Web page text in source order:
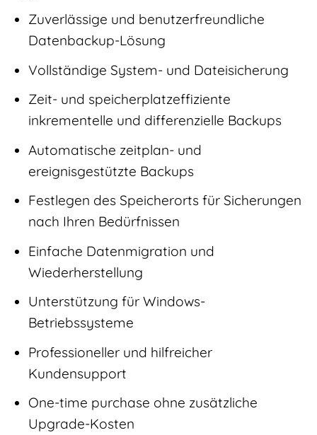
Zuverlässige und benutzerfreundliche
Datenbackup-Lösung
Vollständige System- und Dateisicherung
Zeit- und speicherplatzeffiziente
inkrementelle und differenzielle Backups
Automatische zeitplan- und
ereignisgestützte Backups
Festlegen des Speicherorts für Sicherungen
nach Ihren Bedürfnissen
Einfache Datenmigration und
Wiederherstellung
Unterstützung für Windows-
Betriebssysteme
Professioneller und hilfreicher
Kundensupport
One-time purchase ohne zusätzliche
Upgrade-Kosten